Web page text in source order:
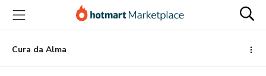
para
conteúdo
principal
para
pagamento
para
rodapé
Cura da Alma